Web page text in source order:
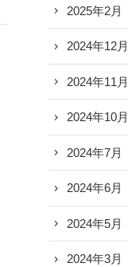
2025年2月
2024年12月
2024年11月
2024年10月
2024年7月
2024年6月
2024年5月
2024年3月